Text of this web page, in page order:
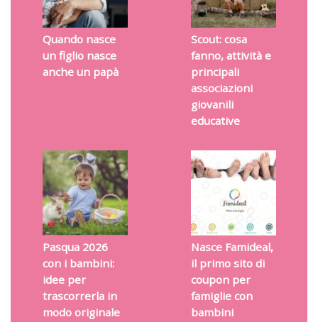
Quando nasce
un figlio nasce
anche un papà
Scout: cosa
fanno, attività e
principali
associazioni
giovanili
educative
Pasqua 2026
con i bambini:
idee per
trascorrerla in
modo originale
Nasce Famideal,
il primo sito di
coupon per
famiglie con
bambini